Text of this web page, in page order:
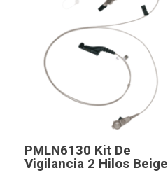
PMLN6130 Kit De
Vigilancia 2 Hilos Beige